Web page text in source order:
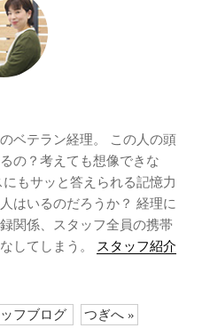
ベテラン経理。 この人の頭
の？考えても想像できな
もサッと答えられる記憶力
はいるのだろうか？ 経理に
関係、スタッフ全員の携帯
してしまう。
スタッフ紹介
フブログ つぎへ »